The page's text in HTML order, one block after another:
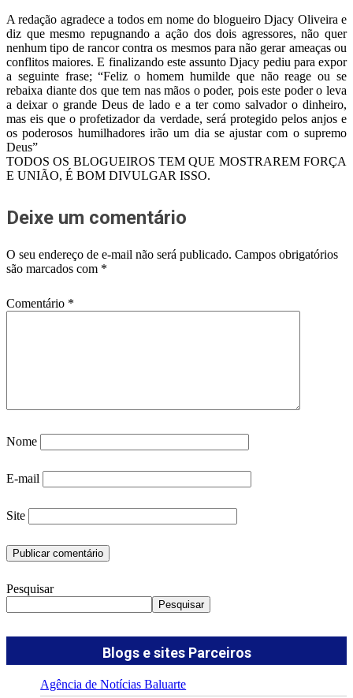
A redação agradece a todos em nome do blogueiro Djacy Oliveira e
diz que mesmo repugnando a ação dos dois agressores, não quer
nenhum tipo de rancor contra os mesmos para não gerar ameaças ou
conflitos maiores. E finalizando este assunto Djacy pediu para expor
a seguinte frase; “Feliz o homem humilde que não reage ou se
rebaixa diante dos que tem nas mãos o poder, pois este poder o leva
a deixar o grande Deus de lado e a ter como salvador o dinheiro,
mas eis que o profetizador da verdade, será protegido pelos anjos e
os poderosos humilhadores irão um dia se ajustar com o supremo
Deus”
TODOS OS BLOGUEIROS TEM QUE MOSTRAREM FORÇA
E UNIÃO, É BOM DIVULGAR ISSO.
Deixe um comentário
O seu endereço de e-mail não será publicado. Campos obrigatórios
são marcados com *
Comentário *
Nome
E-mail
Site
Pesquisar
Pesquisar
Blogs e sites Parceiros
Agência de Notícias Baluarte